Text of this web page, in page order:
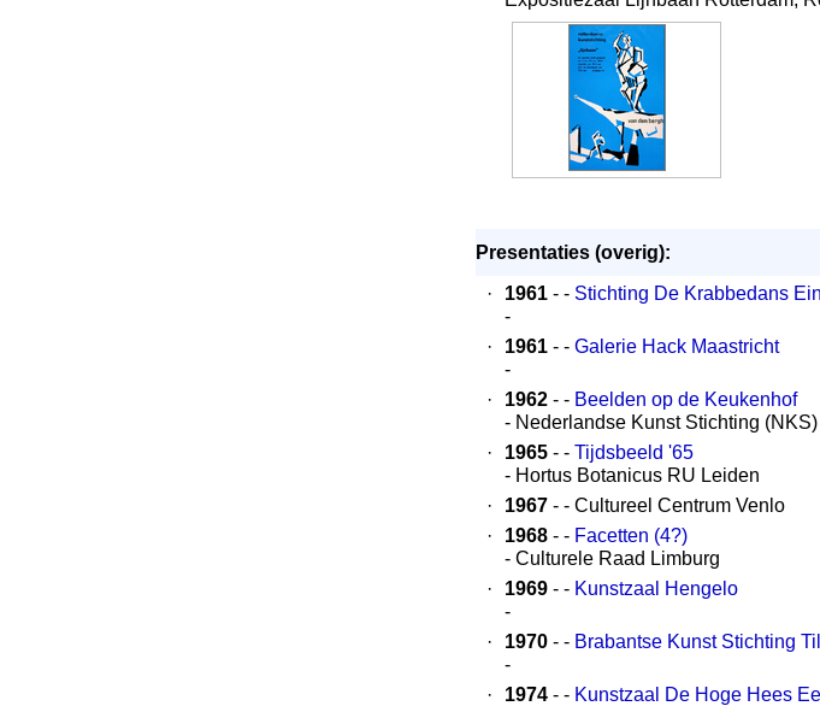
Presentaties (overig):
·
1961 - - Stichting De Krabbedans
-
·
1961 - - Galerie Hack Maastricht
-
·
1962 - - Beelden op de Keukenhof
- Nederlandse Kunst Stichting (NKS)
·
1965 - - Tijdsbeeld '65
- Hortus Botanicus RU Leiden
·
1967 - - Cultureel Centrum Venlo
·
1968 - - Facetten (4?)
- Culturele Raad Limburg
·
1969 - - Kunstzaal Hengelo
-
·
1970 - - Brabantse Kunst Stichting
-
·
1974 - - Kunstzaal De Hoge Hees